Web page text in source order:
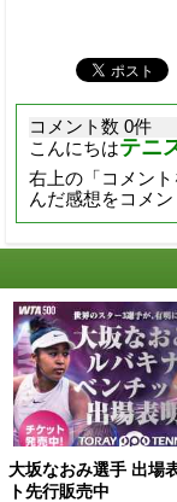
コメント数 0件
こんにちはテニ
右上の「コメン
んだ感想をコメン
大坂なおみ選手 出場
ト先行販売中